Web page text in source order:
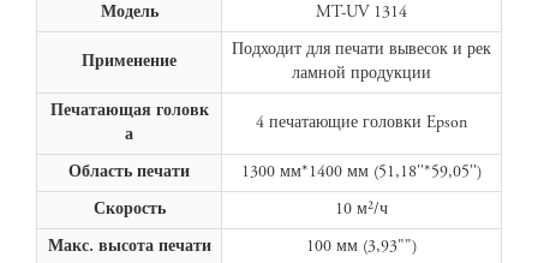
Модель MT-UV 1314
Применение
Подходит для печати вывесок и рек
ламной продукции
Печатающая головк
а
4 печатающие головки Epson
Область печати 1300 мм*1400 мм (51,18''*59,05'')
Скорость 10 м²/ч
Макс. высота печати 100 мм (3,93"")